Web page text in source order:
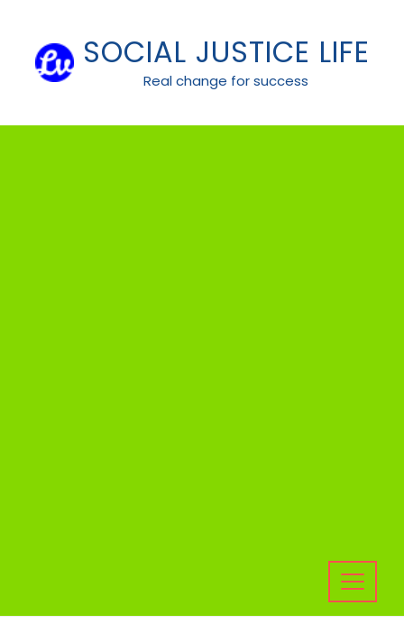
content
SOCIAL JUSTICE LIFE
Real change for success